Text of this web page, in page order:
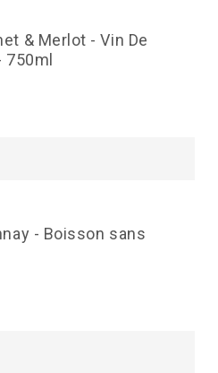
& Merlot - Vin De
- Boisson sans